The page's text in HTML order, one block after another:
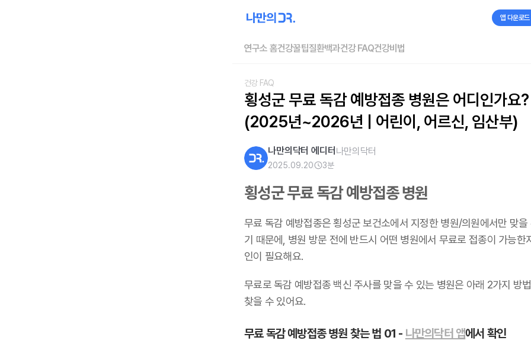
앱 다운로드
연구소 홈건강꿀팁질환백과건강 FAQ건강비법
건강 FAQ
횡성군 무료 독감 예방접종 병원은 어디인가요?
(2025년~2026년 | 어린이, 어르신, 임산부)
나만의닥터 에디터 나만의닥터
2025.09.20 3분
횡성군 무료 독감 예방접종 병원
무료 독감 예방접종은 횡성군 보건소에서 지정한 병원/의원에서만 맞을
기 때문에, 병원 방문 전에 반드시 어떤 병원에서 무료로 접종이 가능한
인이 필요해요.
무료로 독감 예방접종 백신 주사를 맞을 수 있는 병원은 아래 2가지 방
찾을 수 있어요.
무료 독감 예방접종 병원 찾는 법 01 - 나만의닥터 앱에서 확인